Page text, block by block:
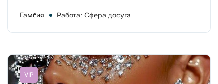
Гамбия Работа: Сфера досуга
VIP